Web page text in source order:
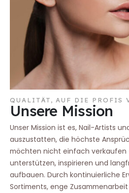
QUALITÄT, AUF DIE PROFIS
Unsere Mission
Unser Mission ist es, Nail-Artists
auszustatten, die höchste
möchten nicht einfach verkaufen
unterstützen, inspirieren und
aufbauen. Durch kontinuierliche
Sortiments, enge